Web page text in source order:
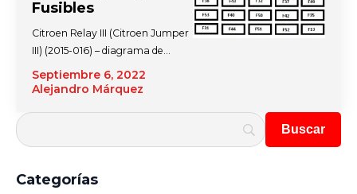
Fusibles
Septiembre 6, 2022
Alejandro Márquez
Citroen Relay III (Citroen Jumper
III) (2015-016) – diagrama de…
Categorías